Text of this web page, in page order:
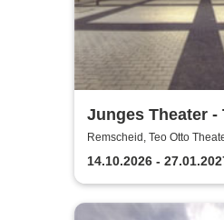
Junges Theater -
Theater der Stadt
Remscheid, Teo Otto
Remscheid
14.10.2026 -